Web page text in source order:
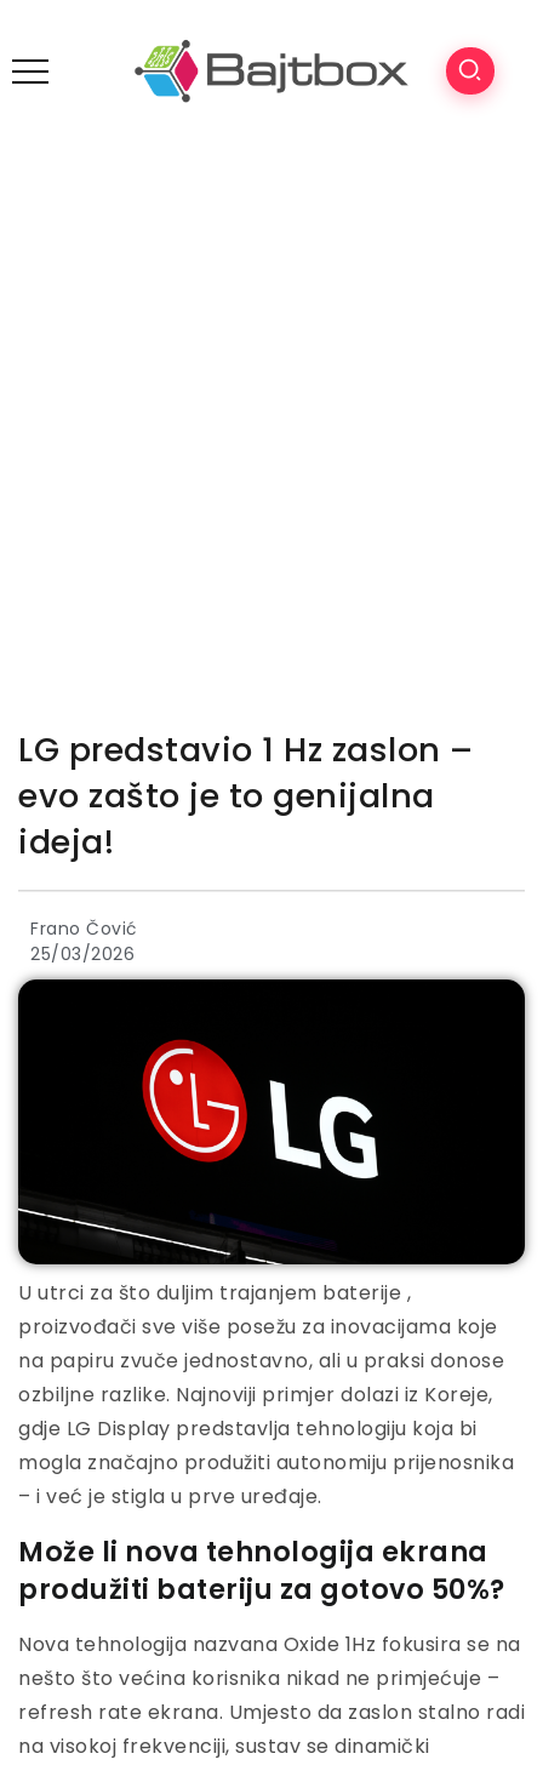
LG predstavio 1 Hz zaslon –
evo zašto je to genijalna
ideja!
Frano Čović
25/03/2026
U utrci za što duljim trajanjem baterije ,
proizvođači sve više posežu za inovacijama koje
na papiru zvuče jednostavno, ali u praksi donose
ozbiljne razlike. Najnoviji primjer dolazi iz Koreje,
gdje LG Display predstavlja tehnologiju koja bi
mogla značajno produžiti autonomiju prijenosnika
– i već je stigla u prve uređaje.
Može li nova tehnologija ekrana
produžiti bateriju za gotovo 50%?
Nova tehnologija nazvana Oxide 1Hz fokusira se na
nešto što većina korisnika nikad ne primjećuje –
refresh rate ekrana. Umjesto da zaslon stalno radi
na visokoj frekvenciji, sustav se dinamički